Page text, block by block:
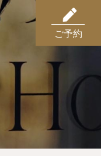
ご予約